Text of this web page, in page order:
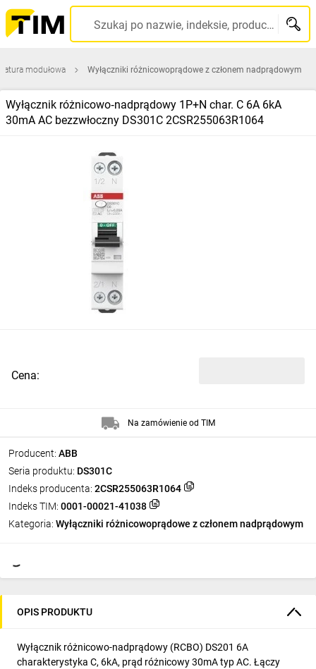
Szukaj po nazwie, indeksie, producencie, kodzie kreskowym...
modułowa Wyłączniki różnicowoprądowe z członem nadprądowym
Wyłącznik różnicowo‑nadprądowy 1P+N char. C 6A 6kA
30mA AC bezzwłoczny DS301C 2CSR255063R1064
Producent: ABB
Seria produktu: DS301C
Indeks producenta: 2CSR255063R1064
Indeks TIM: 0001-00021-41038
Kategoria: Wyłączniki różnicowoprądowe z członem nadprądowym
Cena:
Na zamówienie od TIM
OPIS PRODUKTU
Wyłącznik różnicowo-nadprądowy (RCBO) DS201 6A
charakterystyka C, 6kA, prąd różnicowy 30mA typ AC. Łączy